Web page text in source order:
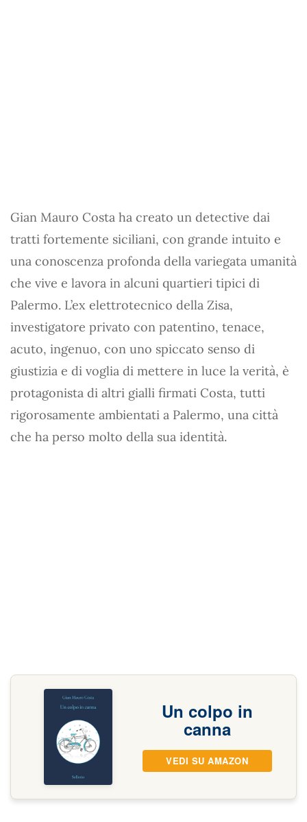
Gian Mauro Costa ha creato un detective dai
tratti fortemente siciliani, con grande intuito e
una conoscenza profonda della variegata umanità
che vive e lavora in alcuni quartieri tipici di
Palermo. L’ex elettrotecnico della Zisa,
investigatore privato con patentino, tenace,
acuto, ingenuo, con uno spiccato senso di
giustizia e di voglia di mettere in luce la verità, è
protagonista di altri gialli firmati Costa, tutti
rigorosamente ambientati a Palermo, una città
che ha perso molto della sua identità.
Un colpo in
canna
VEDI SU AMAZON